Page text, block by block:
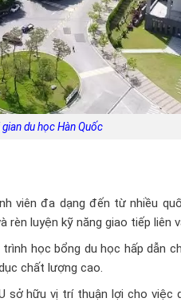
gian du học Hàn Quốc
viên đa dạng đến từ nhiều
luyện kỹ năng giao tiếp liên
học bổng du học hấp dẫn
chất lượng cao.
sở hữu vị trí thuận lợi cho việc